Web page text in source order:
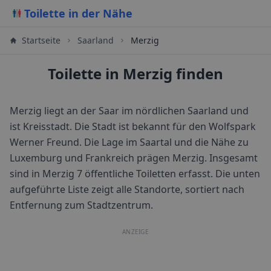
Toilette in der Nähe
Startseite Saarland Merzig
Toilette in Merzig finden
Merzig liegt an der Saar im nördlichen Saarland und
ist Kreisstadt. Die Stadt ist bekannt für den Wolfspark
Werner Freund. Die Lage im Saartal und die Nähe zu
Luxemburg und Frankreich prägen Merzig. Insgesamt
sind in Merzig 7 öffentliche Toiletten erfasst. Die unten
aufgeführte Liste zeigt alle Standorte, sortiert nach
Entfernung zum Stadtzentrum.
ANZEIGE